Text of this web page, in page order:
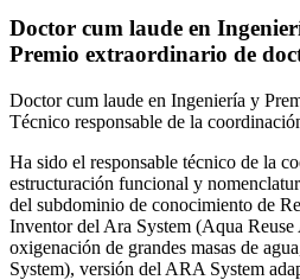
Doctor cum laude en
Premio extraordinario de
Doctor cum laude en Ingeniería y
Técnico responsable de la
Ha sido el responsable técnico de la
estructuración funcional y
del subdominio de conocimiento de
Inventor del Ara System (Aqua
oxigenación de grandes masas de
System), versión del ARA System